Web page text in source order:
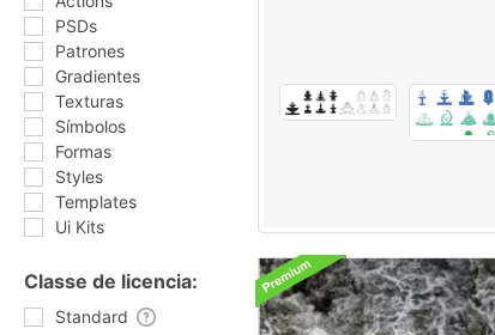
PSDs
Patrones
Gradientes
Texturas
Símbolos
Formas
Styles
Templates
Ui Kits
Classe de licencia:
Standard